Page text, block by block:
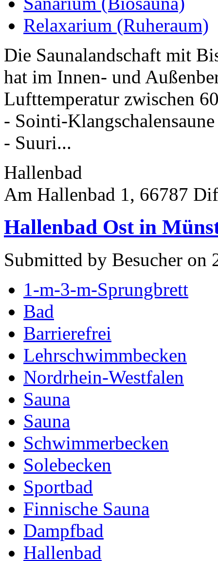
Relaxarium (Ruheraum)
Die Saunalandschaft mit
hat im Innen- und
Lufttemperatur zwischen
- Sointi-Klangschalensaune
- Suuri...
Hallenbad
Am Hallenbad 1, 66787
Hallenbad Ost in
Submitted by Besucher on
1-m-3-m-Sprungbrett
Bad
Barrierefrei
Lehrschwimmbecken
Nordrhein-Westfalen
Sauna
Sauna
Schwimmerbecken
Solebecken
Sportbad
Finnische Sauna
Dampfbad
Hallenbad